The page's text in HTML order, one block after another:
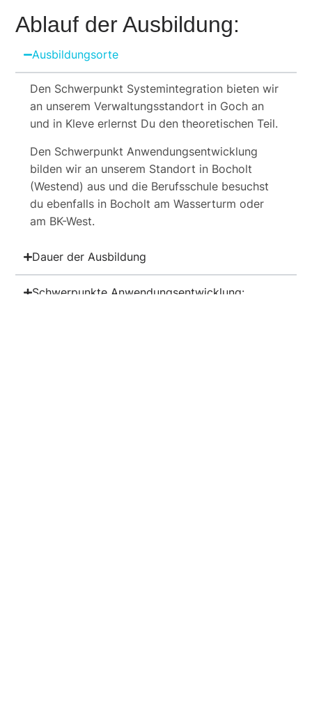
Ablauf der Ausbildung:
Ausbildungsorte
Den Schwerpunkt Systemintegration bieten wir
an unserem Verwaltungsstandort in Goch an
und in Kleve erlernst Du den theoretischen Teil.
Den Schwerpunkt Anwendungsentwicklung
bilden wir an unserem Standort in Bocholt
(Westend) aus und die Berufsschule besuchst
du ebenfalls in Bocholt am Wasserturm oder
am BK-West.
Dauer der Ausbildung
Schwerpunkte Anwendungsentwicklung:​